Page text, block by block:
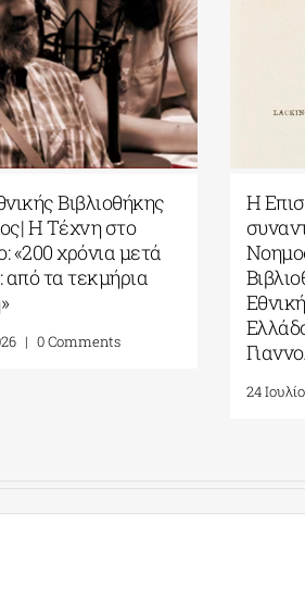
Εθνικής Βιβλιοθήκης
Ελλάδος| Η Tέχνη στο
«200 χρόνια μετά
Έξοδο: από τα τεκμήρια
2026 | 0 Comments